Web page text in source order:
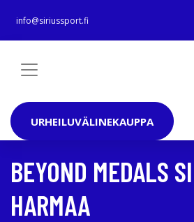
info@siriussport.fi
URHEILUVÄLINEKAUPPA
BEYOND MEDALS
HARMAA